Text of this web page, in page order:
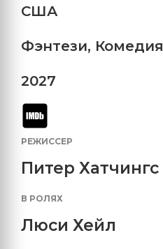
США
Фэнтези, Комедия
2027
РЕЖИССЕР
Питер Хатчингс
В РОЛЯХ
Люси Хейл